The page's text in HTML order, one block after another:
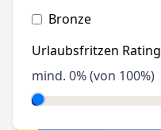
Bronze
Urlaubsfritzen Rating
mind. 0% (von 100%)